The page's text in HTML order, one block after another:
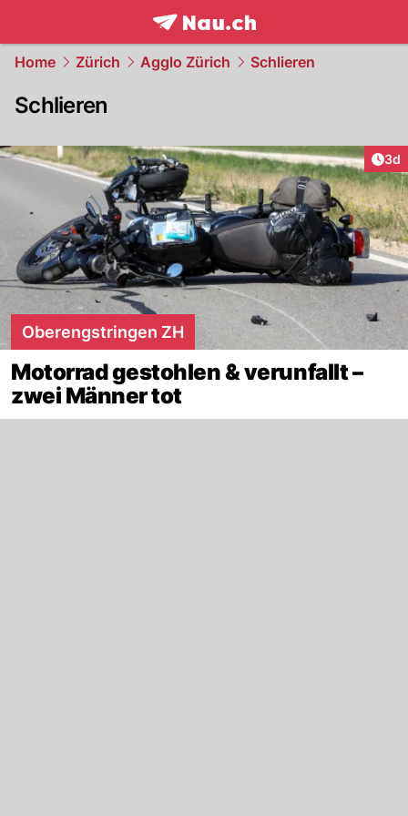
frontpage.NAU.ch
Home Zürich Agglo Zürich Schlieren
Schlieren
3d
Oberengstringen ZH
Motorrad gestohlen & verunfallt –
zwei Männer tot